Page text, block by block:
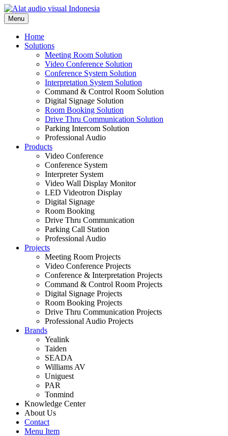
Skip
to
content
Menu
Home
Solutions
Meeting Room Solution
Video Conference Solution
Conference System Solution
Interpretation System Solution
Command & Control Room Solution
Digital Signage Solution
Room Booking Solution
Drive Thru Communication Solution
Parking Intercom Solution
Professional Audio
Products
Video Conference
Conference System
Interpreter System
Video Wall Display Monitor
LED Videotron Display
Digital Signage
Room Booking
Drive Thru Communication
Parking Call Station
Professional Audio
Projects
Meeting Room Projects
Video Conference Projects
Conference & Interpretation Projects
Command & Control Room Projects
Digital Signage Projects
Room Booking Projects
Drive Thru Communication Projects
Professional Audio Projects
Brands
Yealink
Taiden
SEADA
Williams AV
Uniguest
PAR
Tonmind
Knowledge Center
About Us
Contact
Menu Item